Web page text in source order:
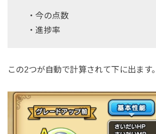
・今の点数
・進捗率
この2つが自動で計算されて下に出ます。